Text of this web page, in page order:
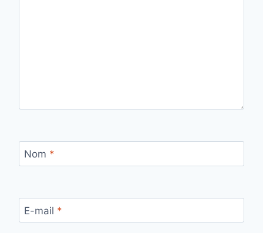
Nom *
E-mail *